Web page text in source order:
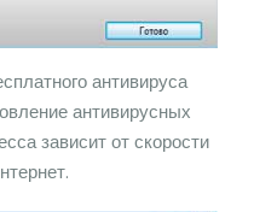
антивируса
антивирусных
зависит от скорости